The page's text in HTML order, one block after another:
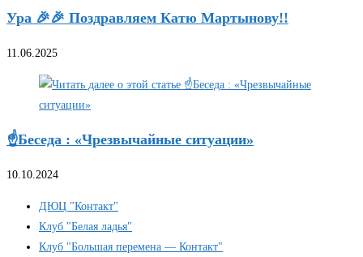
Ура 🎉🎉 Поздравляем Катю Мартынову!!
11.06.2025
☝️Беседа : «Чрезвычайные ситуации»
10.10.2024
ДЮЦ "Контакт"
Клуб "Белая ладья"
Клуб "Большая перемена — Контакт"